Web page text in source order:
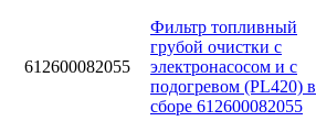
612600082055
Фильтр топливный
грубой очистки с
электронасосом и с
подогревом (PL420) в
сборе 612600082055